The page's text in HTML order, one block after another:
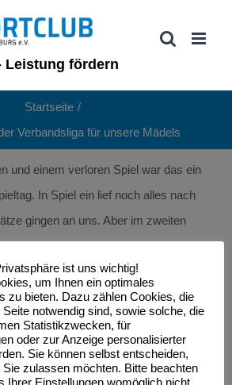
Leistung fördern
Startseite
Verbandsliga für unsere Mädels
und einem verloren Spiel war das ein
In Spiel ein lief noch alles nach
gingen an uns. Aber im zweiten
zu viele Fehler im Aufschlag,
daher ging das Spiel auch zu Recht
das könnt ihr auf jeden Fall viel
Tage gibt es leider. Weiter geht es am
01.02.2026 in Rostock.
III = 3:0 (25:16, 25:22, 25:20)
ist uns wichtig!
um Ihnen ein optimales
zu bieten. Dazu zählen Cookies, die
notwendig sind, sowie solche, die
Statistikzwecken, für
oder zur Anzeige personalisierter
Sie können selbst entscheiden,
zulassen möchten. Bitte beachten
Ihrer Einstellungen womöglich nicht